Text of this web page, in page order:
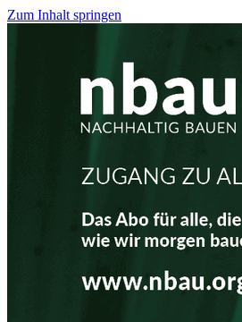
Zum Inhalt springen